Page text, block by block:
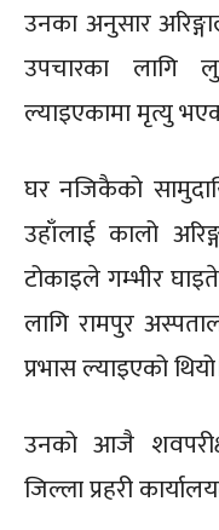
उनका अनुसार
उपचारका लागि
ल्याइएकामा मृत्यु
घर नजिकैको
उहाँलाई कालो
टोकाइले गम्भीर
लागि रामपुर
प्रभास ल्याइएको
उनको आजै
जिल्ला प्रहरी